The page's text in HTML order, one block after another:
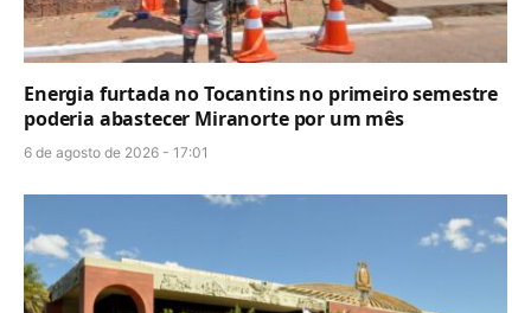
Energia furtada no Tocantins no primeiro semestre
poderia abastecer Miranorte por um mês
6 de agosto de 2026 - 17:01